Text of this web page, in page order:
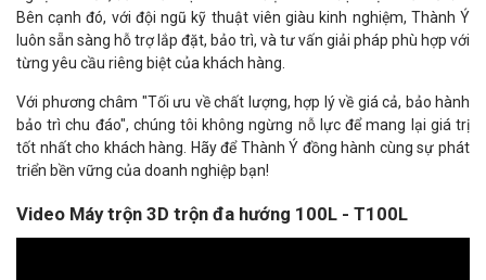
Bên cạnh đó, với đội ngũ kỹ thuật viên giàu kinh nghiệm, Thành Ý
luôn sẵn sàng hỗ trợ lắp đặt, bảo trì, và tư vấn giải pháp phù hợp với
từng yêu cầu riêng biệt của khách hàng.
Với phương châm "Tối ưu về chất lượng, hợp lý về giá cả, bảo hành
bảo trì chu đáo", chúng tôi không ngừng nỗ lực để mang lại giá trị
tốt nhất cho khách hàng. Hãy để Thành Ý đồng hành cùng sự phát
triển bền vững của doanh nghiệp bạn!
Video Máy trộn 3D trộn đa hướng 100L - T100L